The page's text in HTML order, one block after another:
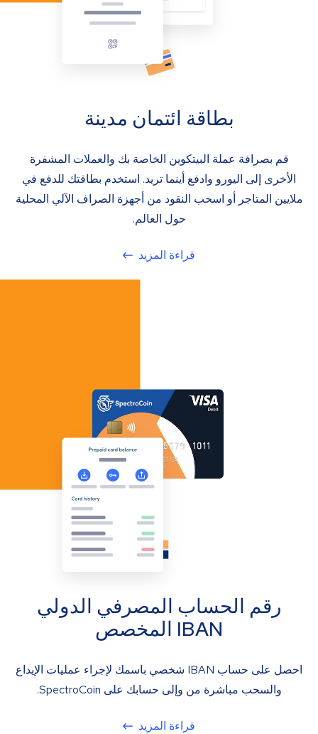
بطاقة ائتمان مدينة
قم بصرافة عملة البيتكوين الخاصة بك والعملات المشفرة
الأخرى إلى اليورو وادفع أينما تريد. استخدم بطاقتك للدفع في
ملايين المتاجر أو اسحب النقود من أجهزة الصراف الآلي المحلية
حول العالم.
قراءة المزيد
رقم الحساب المصرفي الدولي
IBAN المخصص
احصل على حساب IBAN شخصي باسمك لإجراء عمليات الإيداع
والسحب مباشرة من وإلى حسابك على SpectroCoin.
قراءة المزيد